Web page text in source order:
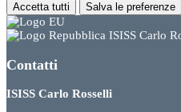
Accetta tutti Salva le preferenze
ISISS Carlo
Contatti
ISISS Carlo Rosselli